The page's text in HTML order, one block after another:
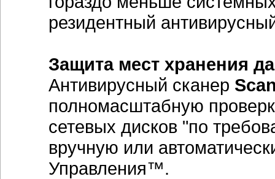
резидентный
Защита мест хранения
Антивирусный сканер
полномасштабную
сетевых дисков "по
вручную или
Управления™.